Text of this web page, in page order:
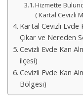
Hizmette
( Kartal Cevizli
Kartal Cevizli Evde
Çıkar ve Nereden
Cevizli Evde Kan
ilçesi)
Cevizli Evde Kan
Bölgesi)